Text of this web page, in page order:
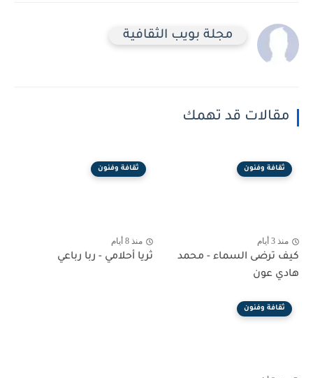
مجلة بويب الثقافية
مقالات قد تهمك
ثقافة وفنون
منذ 3 أيام
كيف ترضى السماء - محمد
هادي عون
ثقافة وفنون
منذ 8 أيام
ثريا أحلامي - ربا رباعي
ثقافة وفنون